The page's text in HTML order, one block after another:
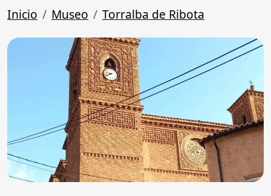
Inicio Museo Torralba de Ribota